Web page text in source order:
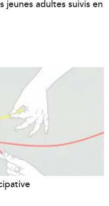
jeunes adultes suivis en